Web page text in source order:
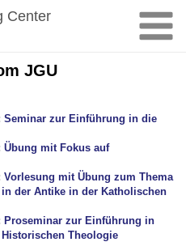
Center
JGU
Seminar zur Einführung in die
Übung mit Fokus auf
Vorlesung mit Übung zum Thema
der Antike in der Katholischen
Proseminar zur Einführung in
Theologie